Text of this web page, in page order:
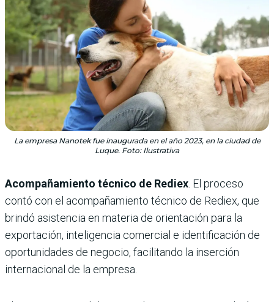
La empresa Nanotek fue inaugurada en el año 2023, en la ciudad de
Luque. Foto: Ilustrativa
Acompañamiento técnico de Rediex . El proceso
contó con el acompañamiento técnico de Rediex, que
brindó asistencia en materia de orientación para la
exportación, inteligencia comercial e identificación de
oportunidades de negocio, facilitando la inserción
internacional de la empresa.